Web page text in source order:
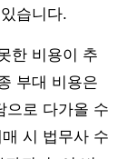
습니다.
한 비용이 추
부대 비용은
으로 다가올 수
시 법무사 수